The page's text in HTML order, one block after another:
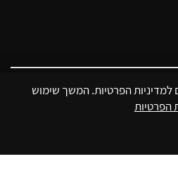
הפרטיות. המשך שימוש
הפרטיות